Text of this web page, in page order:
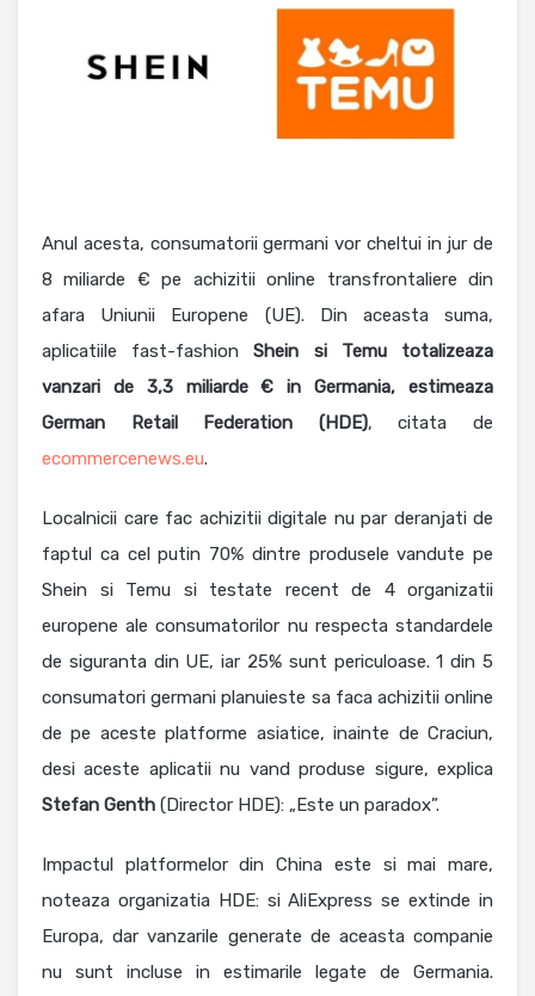
Anul acesta, consumatorii germani vor cheltui in jur de
8 miliarde € pe achizitii online transfrontaliere din
afara Uniunii Europene (UE). Din aceasta suma,
aplicatiile fast-fashionShein si Temu totalizeaza
vanzari de 3,3 miliarde € in Germania, estimeaza
German Retail Federation (HDE), citata de
ecommercenews.eu.
Localnicii care fac achizitii digitale nu par deranjati de
faptul ca cel putin 70% dintre produsele vandute pe
Shein si Temu si testate recent de 4 organizatii
europene ale consumatorilor nu respecta standardele
de siguranta din UE, iar 25% sunt periculoase. 1 din 5
consumatori germani planuieste sa faca achizitii online
de pe aceste platforme asiatice, inainte de Craciun,
desi aceste aplicatii nu vand produse sigure, explica
Stefan Genth (Director HDE): „Este un paradox”.
Impactul platformelor din China este si mai mare,
noteaza organizatia HDE: si AliExpress se extinde in
Europa, dar vanzarile generate de aceasta companie
nu sunt incluse in estimarile legate de Germania.